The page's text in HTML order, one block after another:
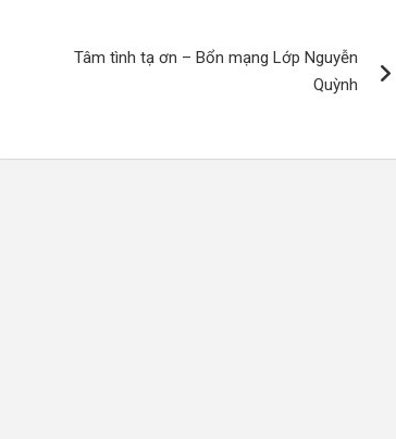
Tâm tình tạ ơn – Bổn mạng Lớp Nguyễn
Quỳnh